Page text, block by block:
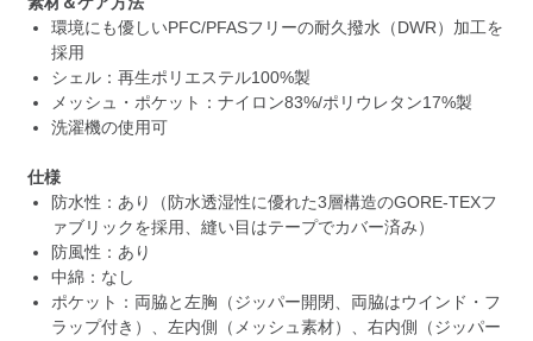
環境にも優しいPFC/PFASフリーの耐久撥水（DWR）加工を
採用
シェル：再生ポリエステル100%製
メッシュ・ポケット：ナイロン83%/ポリウレタン17%製
洗濯機の使用可
仕様
防水性：あり（防水透湿性に優れた3層構造のGORE-TEXフ
ァブリックを採用、縫い目はテープでカバー済み）
防風性：あり
中綿：なし
ポケット：両脇と左胸（ジッパー開閉、両脇はウインド・フ
ラップ付き）、左内側（メッシュ素材）、右内側（ジッパー